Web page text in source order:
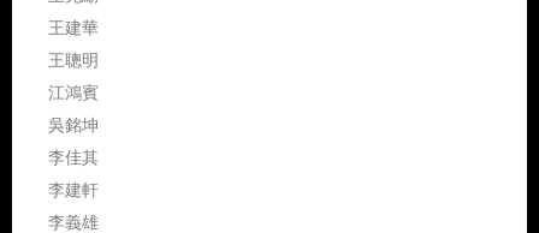
王建華
王聰明
江鴻賓
吳銘坤
李佳其
李建軒
李義雄